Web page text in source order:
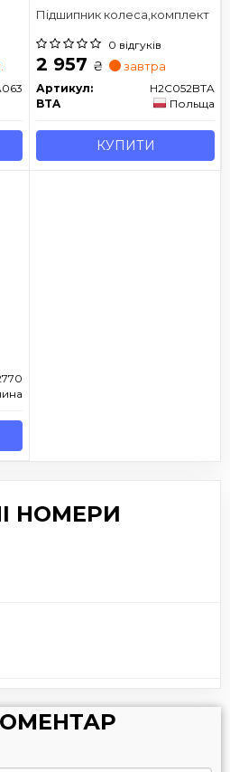
Підшипник колеса,комплект
0 відгуків
2 957 ₴ завтра
Артикул:
H2C052BTA
BTA
Польща
КУПИТИ
НОМЕРИ